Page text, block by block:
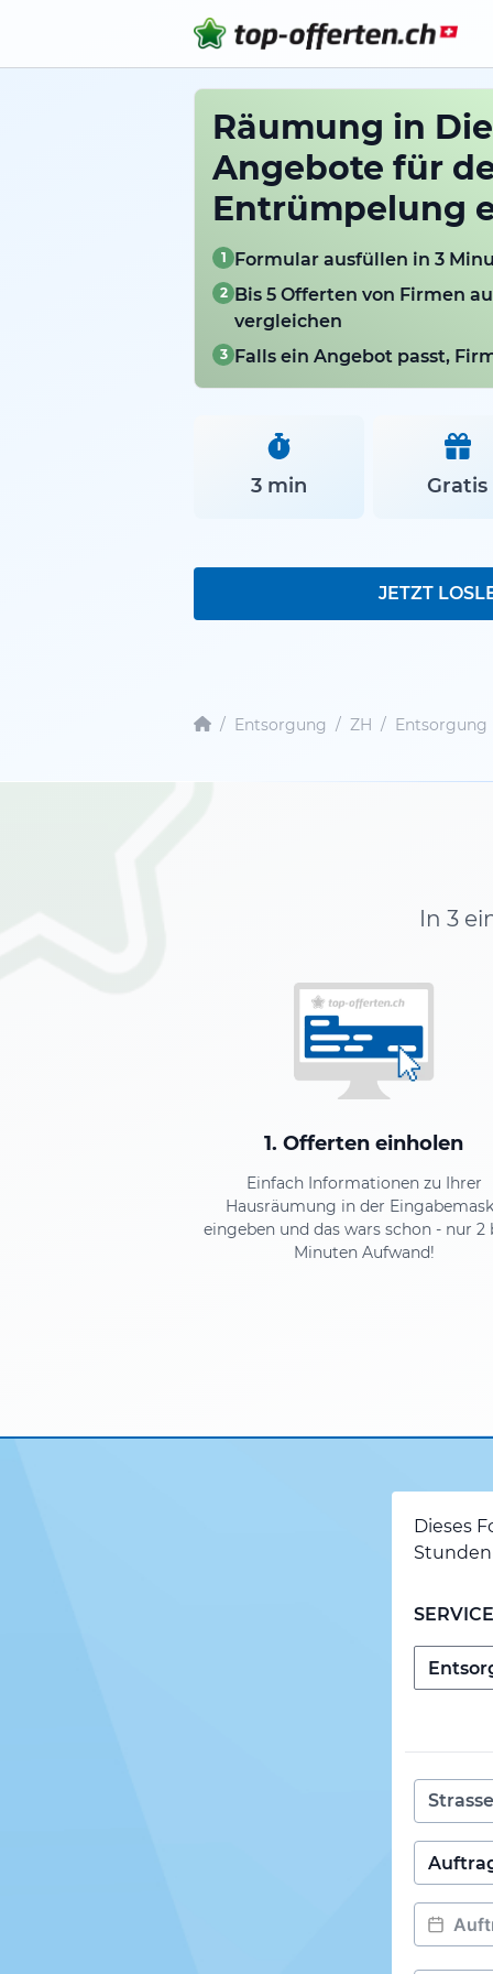
Räumung in
Angebote für
Entrümpelung
1 Formular ausfüllen in 3
2 Bis 5 Offerten von Firmen
vergleichen
3 Falls ein Angebot passt,
3 min Gratis
JETZT
/ Entsorgung / ZH / Entsorgung
In 3
1. Offerten einholen
Einfach Informationen zu Ihrer
Hausräumung in der
eingeben und das wars schon - nur 2
Minuten Aufwand!
Dieses